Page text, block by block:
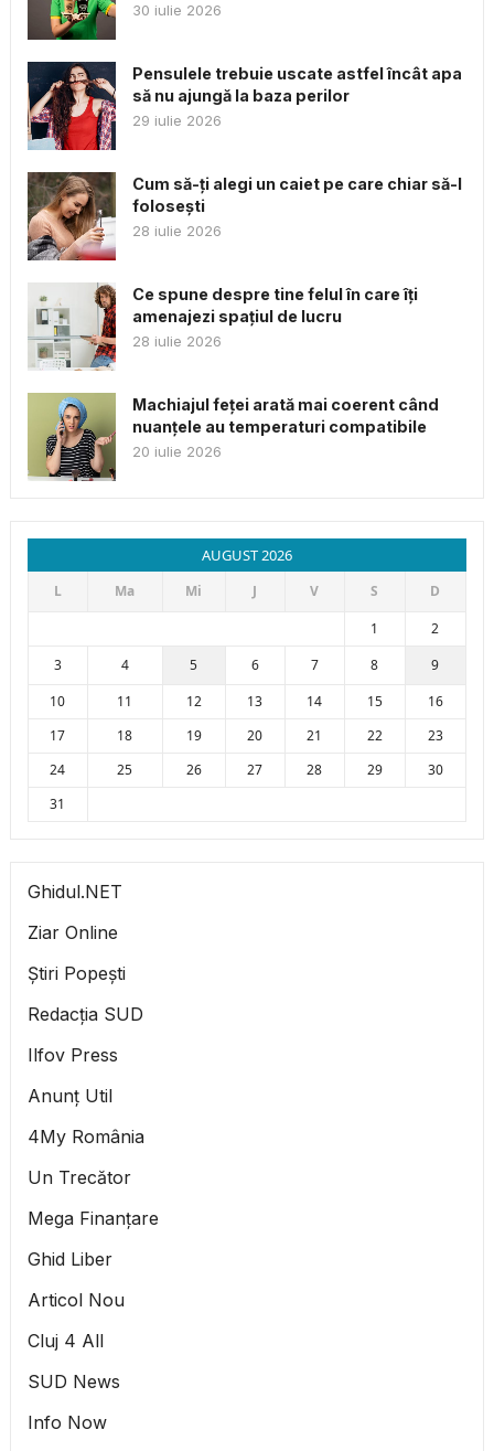
30 iulie 2026
Pensulele trebuie uscate astfel încât apa
să nu ajungă la baza perilor
29 iulie 2026
Cum să-ți alegi un caiet pe care chiar să-l
folosești
28 iulie 2026
Ce spune despre tine felul în care îți
amenajezi spațiul de lucru
28 iulie 2026
Machiajul feței arată mai coerent când
nuanțele au temperaturi compatibile
20 iulie 2026
AUGUST 2026
L Ma Mi J V S
D
1
2
3
4 5 6 7 8
9
10
11 12 13 14 15
16
17
18 19 20 21 22
23
24
25 26 27 28 29
30
31
Ghidul.NET
Ziar Online
Știri Popești
Redacția SUD
Ilfov Press
Anunț Util
4My România
Un Trecător
Mega Finanțare
Ghid Liber
Articol Nou
Cluj 4 All
SUD News
Info Now